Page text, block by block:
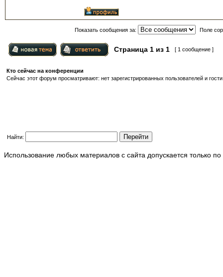
Показать сообщения за: Поле
Страница 1 из 1 [ 1 сообщение ]
Кто сейчас на конференции
Сейчас этот форум просматривают: нет зарегистрированных пользователей и
Найти:
Использование любых материалов с сайта допускается только